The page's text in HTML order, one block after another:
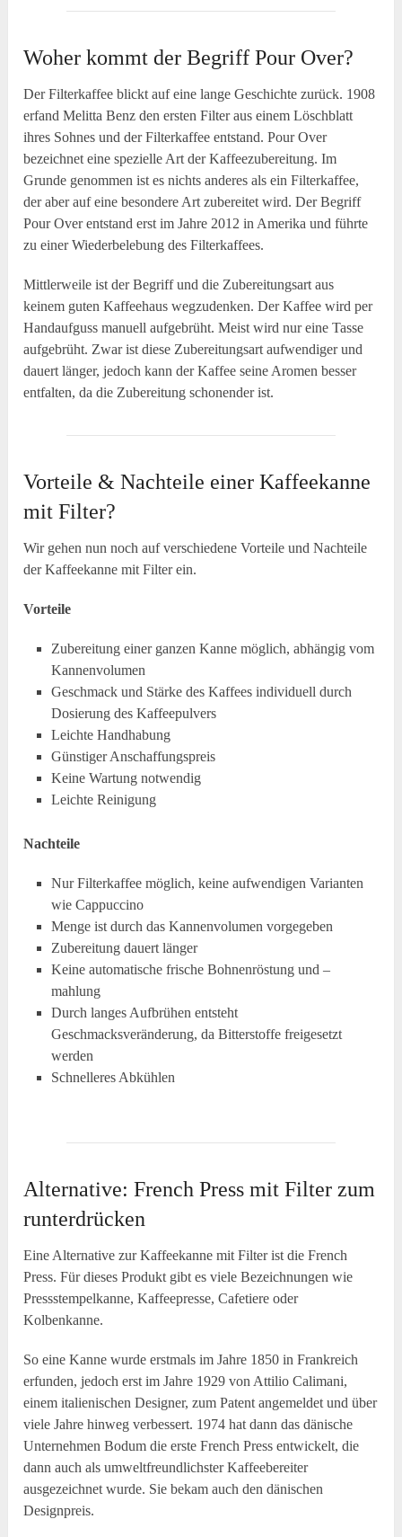
Woher kommt der Begriff Pour Over?
Der Filterkaffee blickt auf eine lange Geschichte zurück. 1908
erfand Melitta Benz den ersten Filter aus einem Löschblatt
ihres Sohnes und der Filterkaffee entstand. Pour Over
bezeichnet eine spezielle Art der Kaffeezubereitung. Im
Grunde genommen ist es nichts anderes als ein Filterkaffee,
der aber auf eine besondere Art zubereitet wird. Der Begriff
Pour Over entstand erst im Jahre 2012 in Amerika und führte
zu einer Wiederbelebung des Filterkaffees.
Mittlerweile ist der Begriff und die Zubereitungsart aus
keinem guten Kaffeehaus wegzudenken. Der Kaffee wird per
Handaufguss manuell aufgebrüht. Meist wird nur eine Tasse
aufgebrüht. Zwar ist diese Zubereitungsart aufwendiger und
dauert länger, jedoch kann der Kaffee seine Aromen besser
entfalten, da die Zubereitung schonender ist.
Vorteile & Nachteile einer Kaffeekanne
mit Filter?
Wir gehen nun noch auf verschiedene Vorteile und Nachteile
der Kaffeekanne mit Filter ein.
Vorteile
Zubereitung einer ganzen Kanne möglich, abhängig vom
Kannenvolumen
Geschmack und Stärke des Kaffees individuell durch
Dosierung des Kaffeepulvers
Leichte Handhabung
Günstiger Anschaffungspreis
Keine Wartung notwendig
Leichte Reinigung
Nachteile
Nur Filterkaffee möglich, keine aufwendigen Varianten
wie Cappuccino
Menge ist durch das Kannenvolumen vorgegeben
Zubereitung dauert länger
Keine automatische frische Bohnenröstung und –
mahlung
Durch langes Aufbrühen entsteht
Geschmacksveränderung, da Bitterstoffe freigesetzt
werden
Schnelleres Abkühlen
Alternative: French Press mit Filter zum
runterdrücken
Eine Alternative zur Kaffeekanne mit Filter ist die French
Press. Für dieses Produkt gibt es viele Bezeichnungen wie
Pressstempelkanne, Kaffeepresse, Cafetiere oder
Kolbenkanne.
So eine Kanne wurde erstmals im Jahre 1850 in Frankreich
erfunden, jedoch erst im Jahre 1929 von Attilio Calimani,
einem italienischen Designer, zum Patent angemeldet und über
viele Jahre hinweg verbessert. 1974 hat dann das dänische
Unternehmen Bodum die erste French Press entwickelt, die
dann auch als umweltfreundlichster Kaffeebereiter
ausgezeichnet wurde. Sie bekam auch den dänischen
Designpreis.